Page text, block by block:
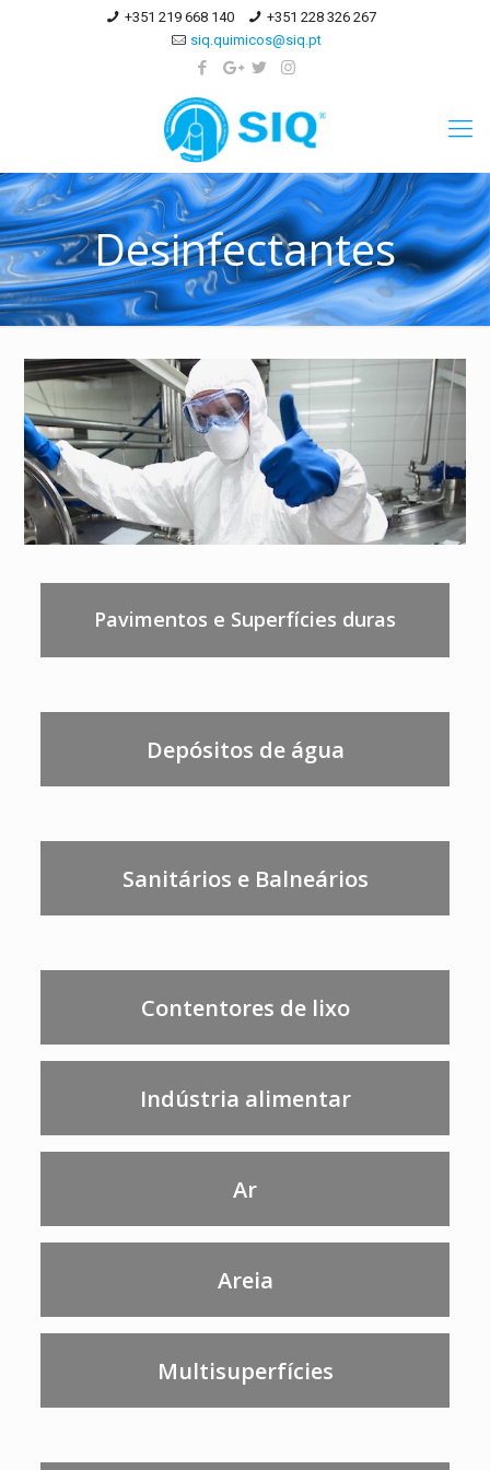
+351 219 668 140
+351 228 326 267
siq.quimicos@siq.pt
Desinfectantes
Pavimentos e Superfícies duras
Depósitos de água
Sanitários e Balneários
Contentores de lixo
Indústria alimentar
Ar
Areia
Multisuperfícies